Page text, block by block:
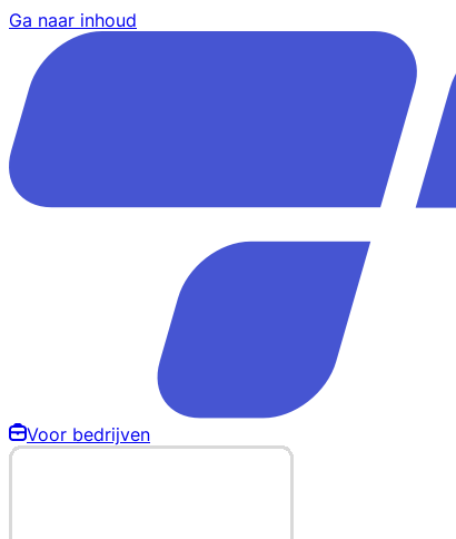
Ga naar inhoud
Voor bedrijven